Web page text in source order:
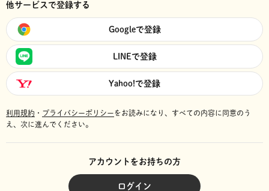
他サービスで登録する
Googleで登録
LINEで登録
Yahoo!で登録
利用規約 ・ プライバシーポリシーをお読みになり、 すべての内容に同意のう
え、次に進んでください。
アカウントをお持ちの方
ログイン